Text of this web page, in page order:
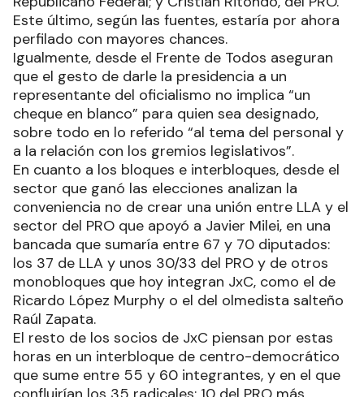
Este último, según las fuentes, estaría por ahora
perfilado con mayores chances.
Igualmente, desde el Frente de Todos aseguran
que el gesto de darle la presidencia a un
representante del oficialismo no implica “un
cheque en blanco” para quien sea designado,
sobre todo en lo referido “al tema del personal y
a la relación con los gremios legislativos”.
En cuanto a los bloques e interbloques, desde el
sector que ganó las elecciones analizan la
conveniencia no de crear una unión entre LLA y el
sector del PRO que apoyó a Javier Milei, en una
bancada que sumaría entre 67 y 70 diputados:
los 37 de LLA y unos 30/33 del PRO y de otros
monobloques que hoy integran JxC, como el de
Ricardo López Murphy o el del olmedista salteño
Raúl Zapata.
El resto de los socios de JxC piensan por estas
horas en un interbloque de centro-democrático
que sume entre 55 y 60 integrantes, y en el que